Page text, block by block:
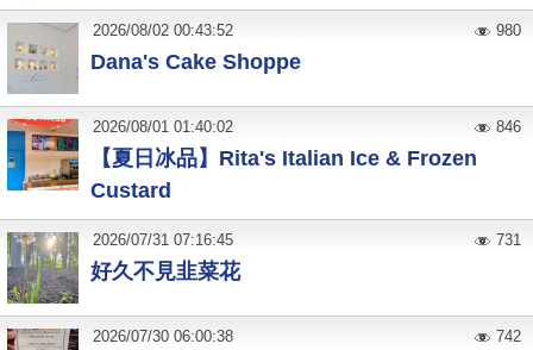
Dana's Cake Shoppe
2026/08/02 00:43:52 980
【夏日冰品】Rita's Italian Ice & Frozen
Custard
2026/08/01 01:40:02 846
好久不見韭菜花
2026/07/31 07:16:45 731
2026/07/30 06:00:38 742